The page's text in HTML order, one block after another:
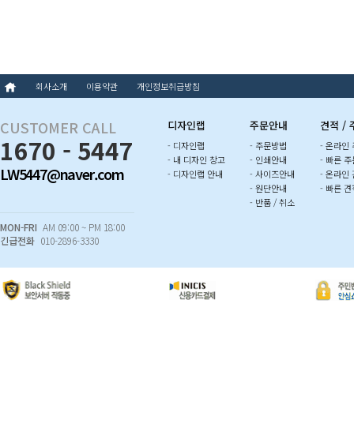
회사소개 이용약관 개인정보취급방침
CUSTOMER CALL
1670 - 5447
LW5447@naver.com
MON-FRI AM 09:00 ~ PM 18:00
긴급전화 010-2896-3330
디자인랩
- 디자인랩
- 내 디자인 창고
- 디자인랩 안내
주문안내
- 주문방법
- 인쇄안내
- 사이즈안내
- 원단안내
- 반품 / 취소
견적 /
- 온라인
- 빠른 주
- 온라인
- 빠른 견